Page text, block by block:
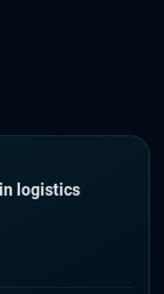
logistics